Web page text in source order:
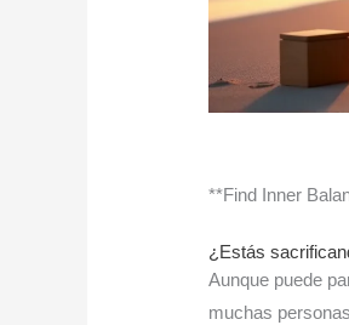
**Find Inner
¿Estás
Aunque puede
muchas